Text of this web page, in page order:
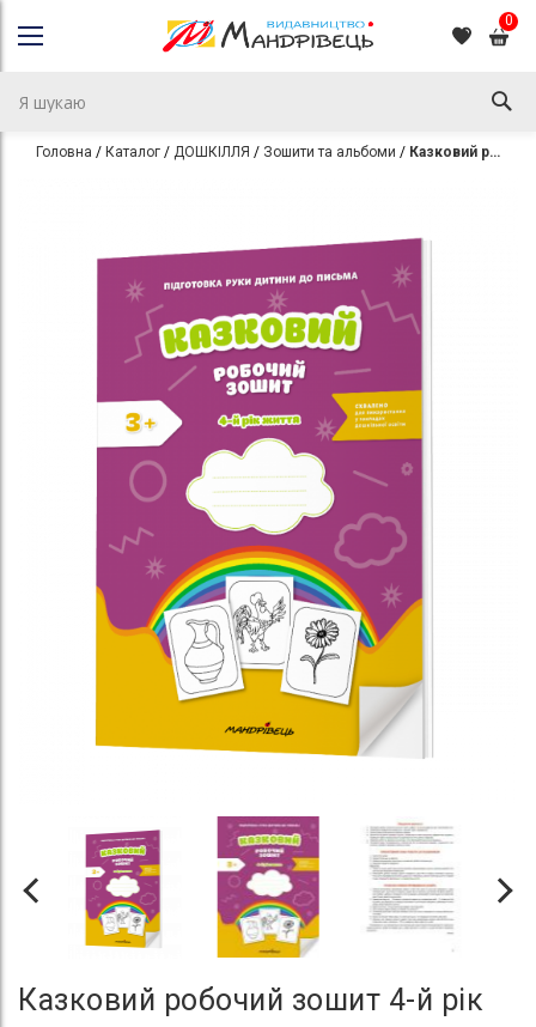
0
Головна Каталог ДОШКІЛЛЯ Зошити та альбоми Казковий робочий зошит 4-й рік життя. Посібник для підготовки руки дитини до письма за змістом казок Василя Сухомлинського
Казковий робочий зошит 4-й рік